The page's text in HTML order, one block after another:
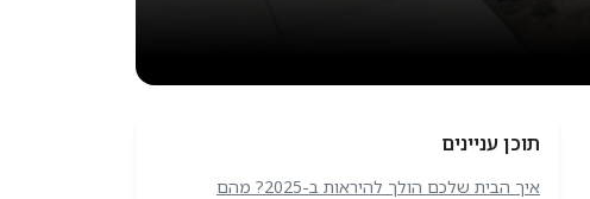
תוכן עניינים
איך הבית שלכם הולך להיראות ב-2025? מהם